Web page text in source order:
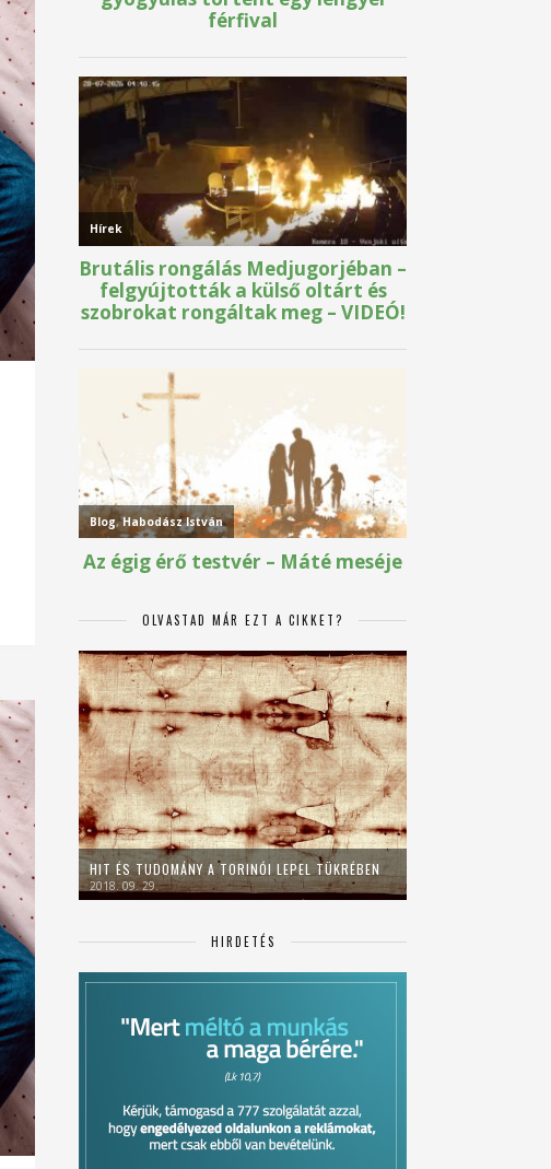
OLVASTAD MÁR EZT A CIKKET?
HIT ÉS TUDOMÁNY A TORINÓI LEPEL TÜKRÉBEN
2018. 09. 29.
HIRDETÉS